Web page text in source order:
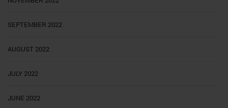
SEPTEMBER 2022
AUGUST 2022
JULY 2022
JUNE 2022